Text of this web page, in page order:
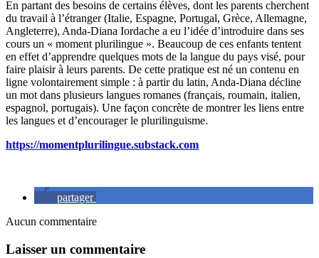
En partant des besoins de certains élèves, dont les parents cherchent
du travail à l’étranger (Italie, Espagne, Portugal, Grèce, Allemagne,
Angleterre), Anda-Diana Iordache a eu l’idée d’introduire dans ses
cours un « moment plurilingue ». Beaucoup de ces enfants tentent
en effet d’apprendre quelques mots de la langue du pays visé, pour
faire plaisir à leurs parents. De cette pratique est né un contenu en
ligne volontairement simple : à partir du latin, Anda-Diana décline
un mot dans plusieurs langues romanes (français, roumain, italien,
espagnol, portugais). Une façon concrète de montrer les liens entre
les langues et d’encourager le plurilinguisme.
https://momentplurilingue.substack.com
partager
Aucun commentaire
Laisser un commentaire